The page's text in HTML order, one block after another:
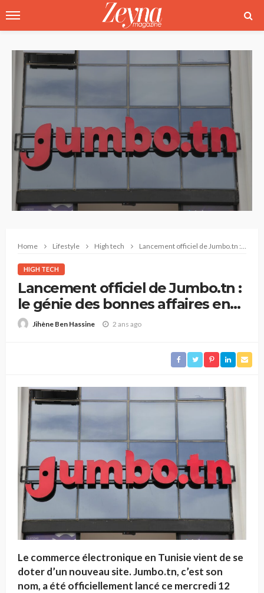
Home Lifestyle High tech Lancement officiel de Jumbo.tn : le génie des bonnes affaires en Tunisie
HIGH TECH
Lancement officiel de Jumbo.tn :
le génie des bonnes affaires en
Tunisie
Jihène Ben Hassine 2 ans ago
Le commerce électronique en Tunisie vient de se
doter d’un nouveau site. Jumbo.tn, c’est son
nom, a été officiellement lancé ce mercredi 12